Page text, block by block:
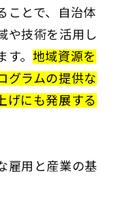
ことで、自治体
や技術を活用し
。 地域資源を
グラムの提供な
げにも発展する
雇用と産業の基